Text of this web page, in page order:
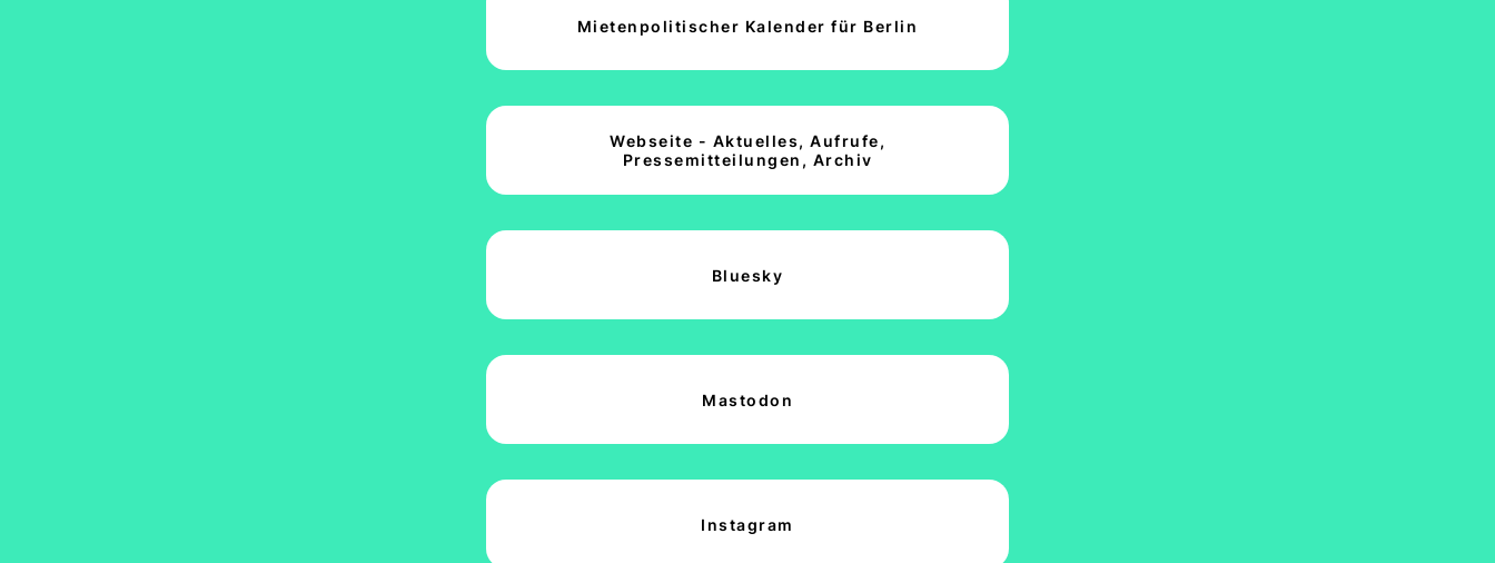
Mietenpolitischer Kalender für Berlin
Webseite - Aktuelles, Aufrufe,
Pressemitteilungen, Archiv
Bluesky
Mastodon
Instagram